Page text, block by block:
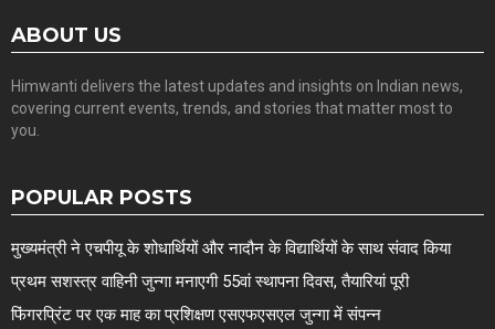
ABOUT US
Himwanti delivers the latest updates and insights on Indian news,
covering current events, trends, and stories that matter most to
you.
POPULAR POSTS
मुख्यमंत्री ने एचपीयू के शोधार्थियों और नादौन के विद्यार्थियों के साथ संवाद किया
प्रथम सशस्त्र वाहिनी जुन्गा मनाएगी 55वां स्थापना दिवस, तैयारियां पूरी
फिंगरप्रिंट पर एक माह का प्रशिक्षण एसएफएसएल जुन्गा में संपन्न